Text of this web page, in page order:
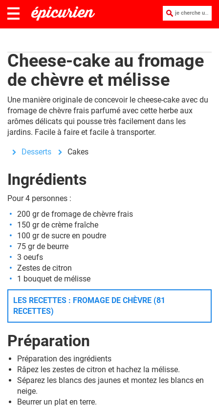
je cherche une recette :
Cheese-cake au fromage
de chèvre et mélisse
Une manière originale de concevoir le cheese-cake avec du
fromage de chèvre frais parfumé avec cette herbe aux
arômes délicats qui pousse très facilement dans les
jardins. Facile à faire et facile à transporter.
Desserts Cakes
Ingrédients
Pour 4 personnes :
200 gr de fromage de chèvre frais
150 gr de crème fraîche
100 gr de sucre en poudre
75 gr de beurre
3 oeufs
Zestes de citron
1 bouquet de mélisse
LES RECETTES : FROMAGE DE CHÈVRE (81
RECETTES)
Préparation
Préparation des ingrédients
Râpez les zestes de citron et hachez la mélisse.
Séparez les blancs des jaunes et montez les blancs en
neige.
Beurrer un plat en terre.